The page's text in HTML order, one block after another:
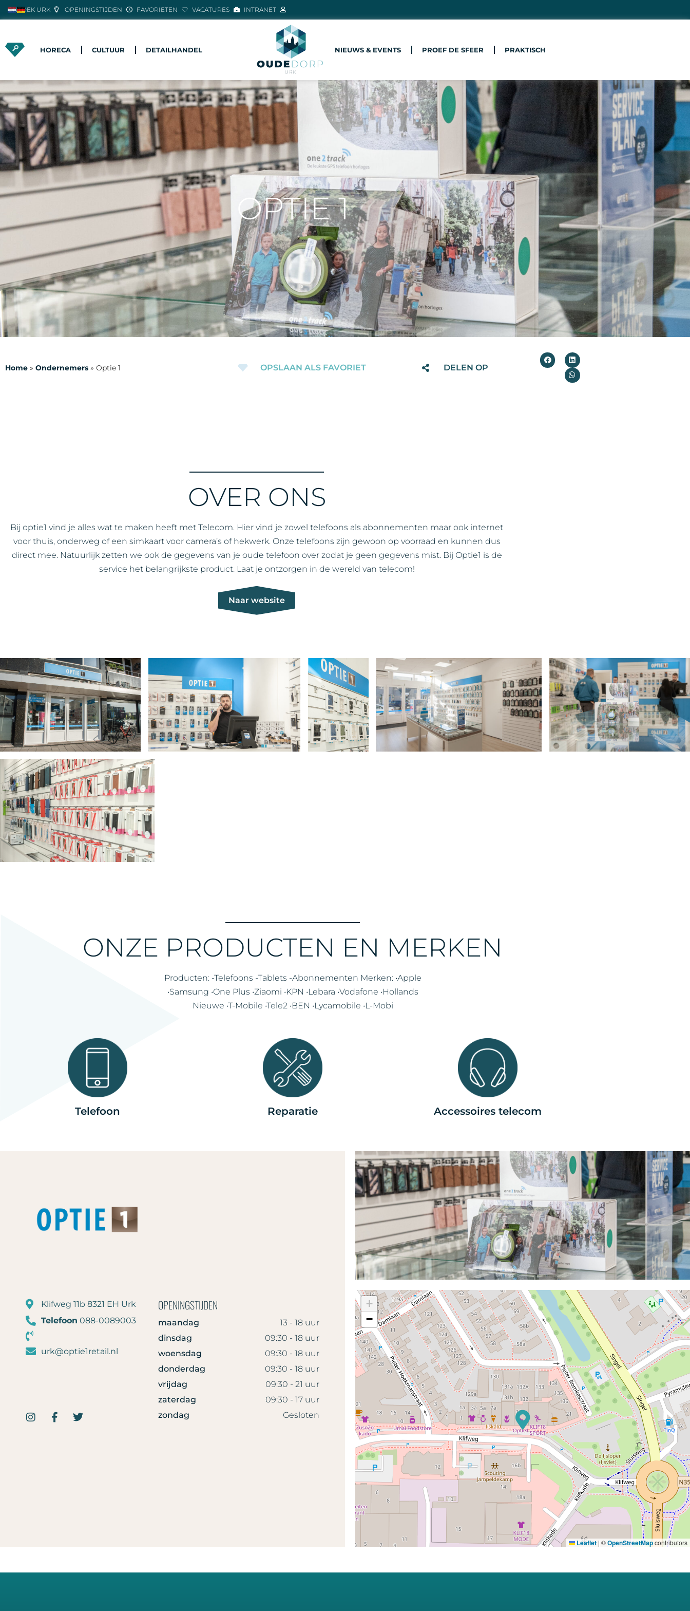
ONTDEK URK OPENINGSTIJDEN FAVORIETEN VACATURES INTRANET
HORECA CULTUUR DETAILHANDEL NIEUWS & EVENTS PROEF DE SFEER PRAKTISCH
OPTIE 1
Home » Ondernemers » Optie 1 OPSLAAN ALS FAVORIET DELEN OP
OVER ONS
Bij optie1 vind je alles wat te maken heeft met Telecom. Hier vind je zowel telefoons als abonnementen maar ook internet
voor thuis, onderweg of een simkaart voor camera’s of hekwerk. Onze telefoons zijn gewoon op voorraad en kunnen dus
direct mee. Natuurlijk zetten we ook de gegevens van je oude telefoon over zodat je geen gegevens mist. Bij Optie1 is de
service het belangrijkste product. Laat je ontzorgen in de wereld van telecom!
Naar website
ONZE PRODUCTEN EN MERKEN
Producten: -Telefoons -Tablets -Abonnementen Merken: •Apple
•Samsung •One Plus •Ziaomi •KPN •Lebara •Vodafone •Hollands
Nieuwe •T-Mobile •Tele2 •BEN •Lycamobile •L-Mobi
Telefoon Reparatie Accessoires telecom
Klifweg 11b 8321 EH Urk
Telefoon 088-0089003
urk@optie1retail.nl
OPENINGSTIJDEN
maandag
13 - 18 uur
dinsdag
09:30 - 18 uur
woensdag
09:30 - 18 uur
donderdag
09:30 - 18 uur
vrijdag
09:30 - 21 uur
zaterdag
09:30 - 17 uur
zondag
Gesloten
+
−
Leaflet | ©OpenStreetMapcontributors